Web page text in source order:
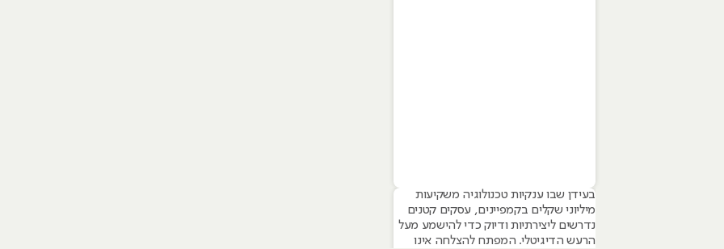
בעידן שבו ענקיות טכנולוגיה משקיעות
מיליוני שקלים בקמפיינים, עסקים קטנים
נדרשים ליצירתיות ודיוק כדי להישמע מעל
הרעש הדיגיטלי. המפתח להצלחה אינו